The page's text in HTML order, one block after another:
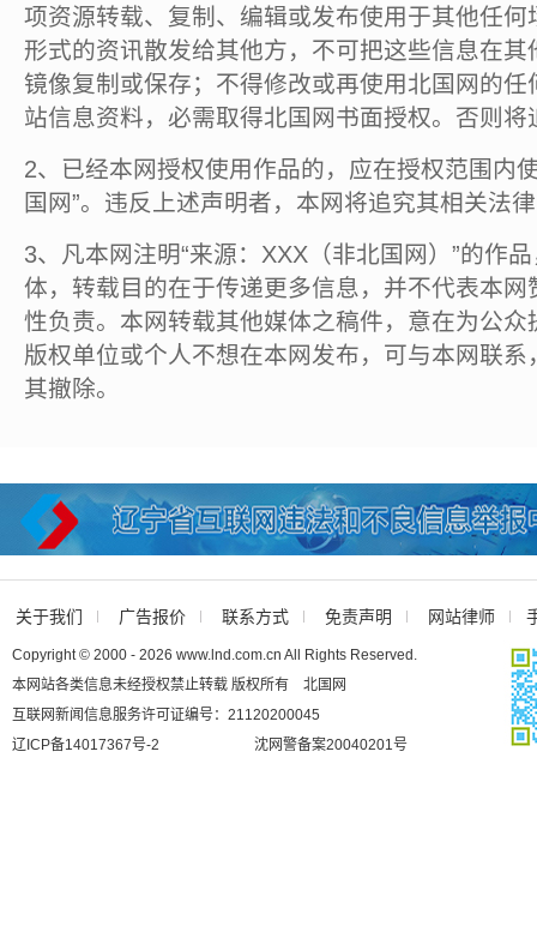
项资源转载、复制、编辑或发布使用于其他任
形式的资讯散发给其他方，不可把这些信息在
镜像复制或保存；不得修改或再使用北国网的
站信息资料，必需取得北国网书面授权。否则将
2、已经本网授权使用作品的，应在授权范围内
国网”。违反上述声明者，本网将追究其相关法
3、凡本网注明“来源：XXX（非北国网）”的作
体，转载目的在于传递更多信息，并不代表本
性负责。本网转载其他媒体之稿件，意在为公
版权单位或个人不想在本网发布，可与本网联
其撤除。
关于我们 广告报价 联系方式 免责声明 网站律师
Copyright © 2000 - 2026 www.lnd.com.cn All Rights Reserved.
本网站各类信息未经授权禁止转载 版权所有 北国网
互联网新闻信息服务许可证编号：21120200045
辽ICP备14017367号-2
沈网警备案20040201号